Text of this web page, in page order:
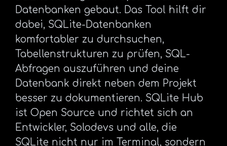
Datenbanken gebaut. Das Tool hilft dir
dabei, SQLite-Datenbanken
komfortabler zu durchsuchen,
Tabellenstrukturen zu prüfen, SQL-
Abfragen auszuführen und deine
Datenbank direkt neben dem Projekt
besser zu dokumentieren. SQLite Hub
ist Open Source und richtet sich an
Entwickler, Solodevs und alle, die
SQLite nicht nur im Terminal, sondern